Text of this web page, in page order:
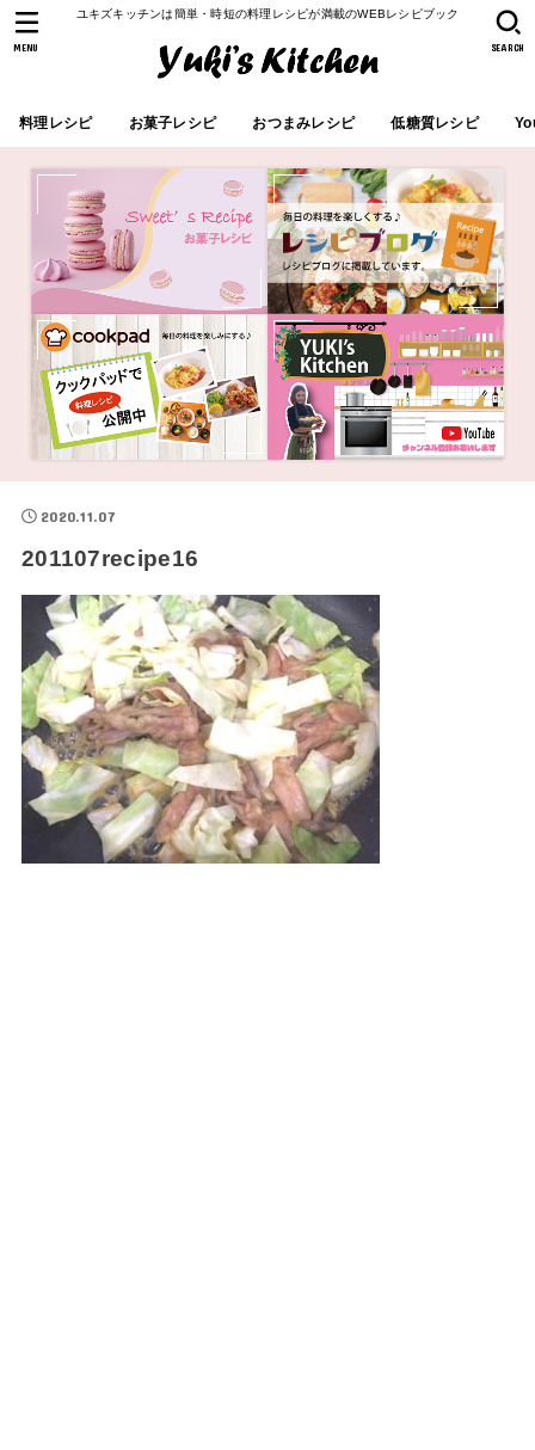
ユキズキッチンは簡単・時短の料理レシピが満載のWEBレシピブック
料理レシピ お菓子レシピ おつまみレシピ 低糖質レシピ
SEARCH
MENU
2020.11.07
201107recipe16